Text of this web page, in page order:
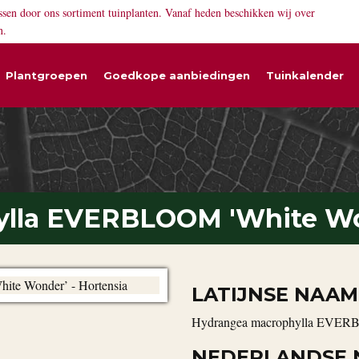
door ons sortiment tuinplanten. Vanaf heden beschikken wij over
Plantgroepen Goedkope aanbiedingen Tuinkalender
EVERBLOOM 'White
LATIJNSE NAAM
Hydrangea macrophylla